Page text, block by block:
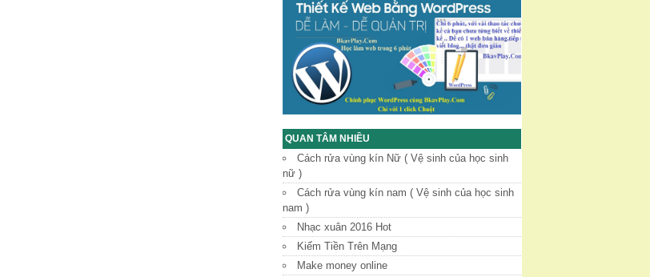
QUAN TÂM NHIỀU
Cách rửa vùng kín Nữ ( Vệ sinh của học sinh
nữ )
Cách rửa vùng kín nam ( Vệ sinh của học sinh
nam )
Nhạc xuân 2016 Hot
Kiếm Tiền Trên Mạng
Make money online